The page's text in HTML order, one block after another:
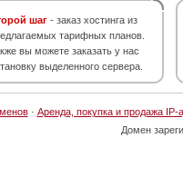
шаг - заказ хостинга из
тарифных планов.
вы можете заказать у нас
выделенного сервера.
· Аренда, покупка и продажа IP-
Домен